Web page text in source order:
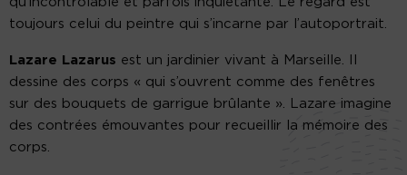
toujours celui du peintre qui s’incarne par l’autoportrait.
Lazare Lazarus est un jardinier vivant à Marseille. Il
dessine des corps « qui s’ouvrent comme des fenêtres
sur des bouquets de garrigue brûlante ». Lazare imagine
des contrées émouvantes pour recueillir la mémoire des
corps.